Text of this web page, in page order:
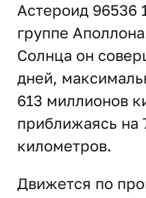
Астероид 96536
группе
Солнца он
дней,
613 миллионов
приближаясь на
километров.
Движется по